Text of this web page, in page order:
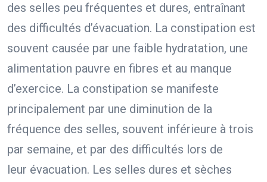
des selles peu fréquentes et dures, entraînant
des difficultés d’évacuation. La constipation est
souvent causée par une faible hydratation, une
alimentation pauvre en fibres et au manque
d’exercice. La constipation se manifeste
principalement par une diminution de la
fréquence des selles, souvent inférieure à trois
par semaine, et par des difficultés lors de
leur évacuation. Les selles dures et sèches